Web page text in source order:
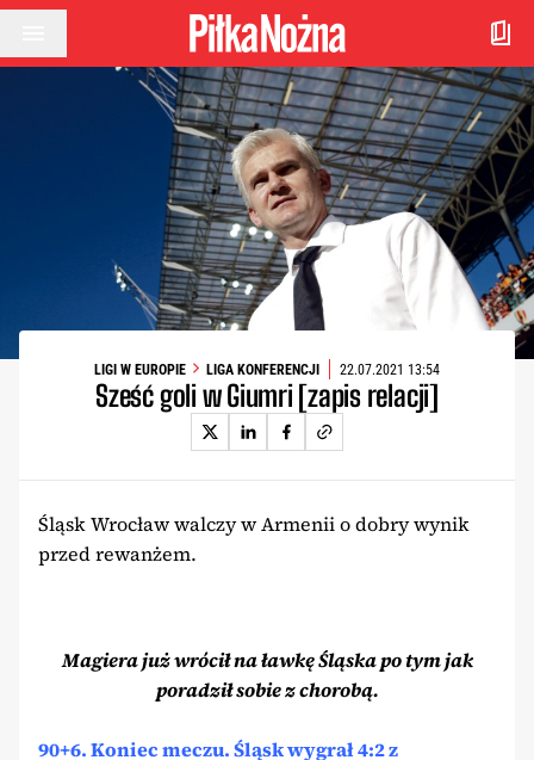
Przejdź do treści
LIGI W EUROPIE LIGA KONFERENCJI 22.07.2021 13:54
Sześć goli w Giumri [zapis relacji]
Śląsk Wrocław walczy w Armenii o dobry wynik
przed rewanżem.
Magiera już wrócił na ławkę Śląska po tym jak
poradził sobie z chorobą.
90+6. Koniec meczu. Śląsk wygrał 4:2 z